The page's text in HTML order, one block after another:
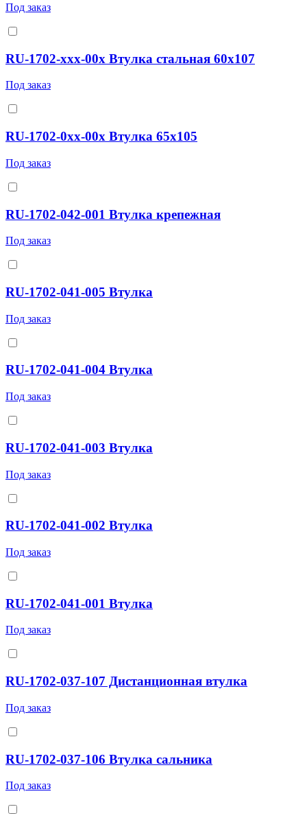
Под заказ
RU-1702-xxx-00x Втулка стальная 60x107
Под заказ
RU-1702-0xx-00x Втулка 65x105
Под заказ
RU-1702-042-001 Втулка крепежная
Под заказ
RU-1702-041-005 Втулка
Под заказ
RU-1702-041-004 Втулка
Под заказ
RU-1702-041-003 Втулка
Под заказ
RU-1702-041-002 Втулка
Под заказ
RU-1702-041-001 Втулка
Под заказ
RU-1702-037-107 Дистанционная втулка
Под заказ
RU-1702-037-106 Втулка сальника
Под заказ